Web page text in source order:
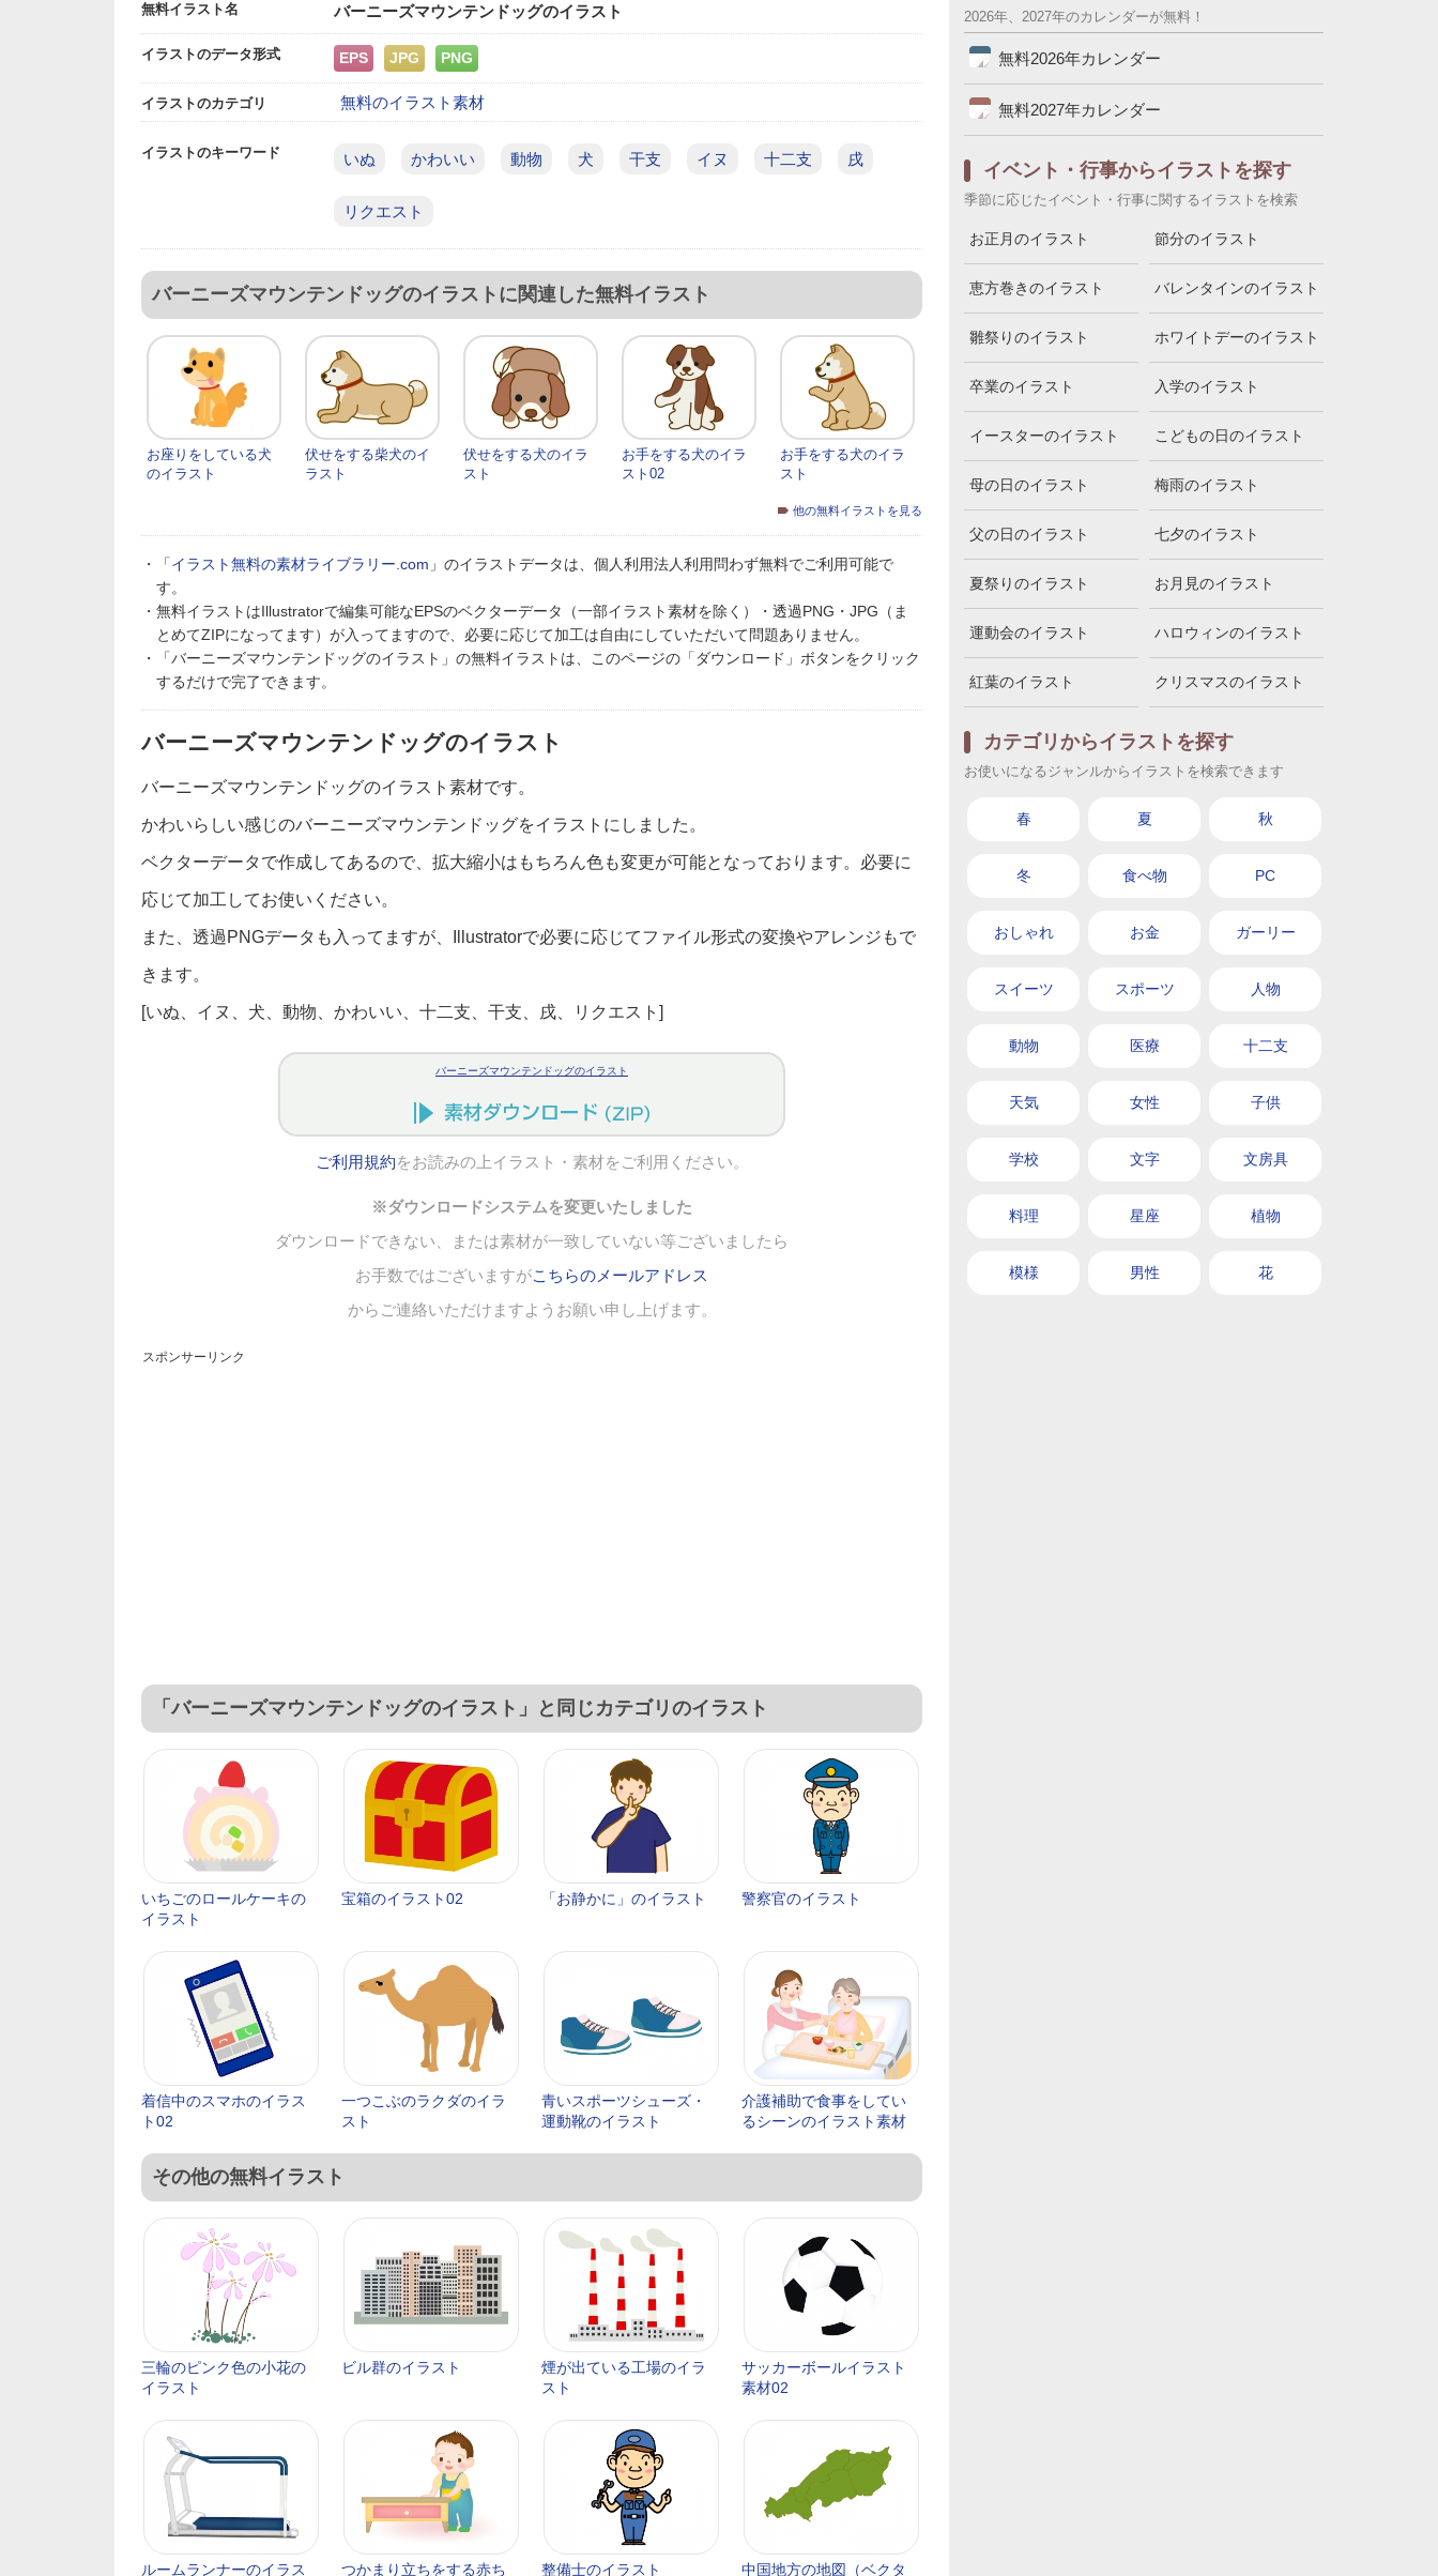
無料イラスト名 バーニーズマウンテンドッグのイラスト
イラストのデータ形式 EPS JPG PNG
イラストのカテゴリ 無料のイラスト素材
イラストのキーワード いぬ かわいい 動物 犬 干支 イヌ 十二支 戌
リクエスト
バーニーズマウンテンドッグのイラストに関連した無料イラスト
お座りをしている犬
のイラスト
伏せをする柴犬のイ
ラスト
伏せをする犬のイラ
スト
お手をする犬のイラ
スト02
お手をする犬のイラ
スト
他の無料イラストを見る
・「イラスト無料の素材ライブラリー.com 」のイラストデータは、個人利用法人利用問わず無料でご利用可能で
す。
・無料イラストはIllustratorで編集可能なEPSのベクターデータ（一部イラスト素材を除く）・透過PNG・JPG（ま
とめてZIPになってます）が入ってますので、必要に応じて加工は自由にしていただいて問題ありません。
・「バーニーズマウンテンドッグのイラスト」の無料イラストは、このページの「ダウンロード」ボタンをクリック
するだけで完了できます。
バーニーズマウンテンドッグのイラスト
バーニーズマウンテンドッグのイラスト素材です。
かわいらしい感じのバーニーズマウンテンドッグをイラストにしました。
ベクターデータで作成してあるので、拡大縮小はもちろん色も変更が可能となっております。必要に
応じて加工してお使いください。
また、透過PNGデータも入ってますが、Illustratorで必要に応じてファイル形式の変換やアレンジもで
きます。
[いぬ、イヌ、犬、動物、かわいい、十二支、干支、戌、リクエスト]
バーニーズマウンテンドッグのイラスト
ご利用規約をお読みの上イラスト・素材をご利用ください。
※ダウンロードシステムを変更いたしました
ダウンロードできない、または素材が一致していない等ございましたら
お手数ではございますがこちらのメールアドレス
からご連絡いただけますようお願い申し上げます。
スポンサーリンク
「バーニーズマウンテンドッグのイラスト」と同じカテゴリのイラスト
いちごのロールケーキの
イラスト
宝箱のイラスト02 「お静かに」のイラスト 警察官のイラスト
着信中のスマホのイラス
ト02
一つこぶのラクダのイラ
スト
青いスポーツシューズ・
運動靴のイラスト
介護補助で食事をしてい
るシーンのイラスト素材
その他の無料イラスト
三輪のピンク色の小花の
イラスト
ビル群のイラスト
煙が出ている工場のイラ
スト
サッカーボールイラスト
素材02
ルームランナーのイラス つかまり立ちをする赤ち 整備士のイラスト 中国地方の地図（ベクタ
2026年、2027年のカレンダーが無料！
無料2026年カレンダー
無料2027年カレンダー
イベント・行事からイラストを探す
季節に応じたイベント・行事に関するイラストを検索
お正月のイラスト 節分のイラスト
恵方巻きのイラスト バレンタインのイラスト
雛祭りのイラスト ホワイトデーのイラスト
卒業のイラスト 入学のイラスト
イースターのイラスト こどもの日のイラスト
母の日のイラスト 梅雨のイラスト
父の日のイラスト 七夕のイラスト
夏祭りのイラスト お月見のイラスト
運動会のイラスト ハロウィンのイラスト
紅葉のイラスト クリスマスのイラスト
カテゴリからイラストを探す
お使いになるジャンルからイラストを検索できます
春 夏 秋
冬 食べ物 PC
おしゃれ お金 ガーリー
スイーツ スポーツ 人物
動物 医療 十二支
天気 女性 子供
学校 文字 文房具
料理 星座 植物
模様 男性 花